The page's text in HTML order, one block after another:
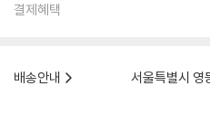
결제혜택
배송안내
서울특별시 영